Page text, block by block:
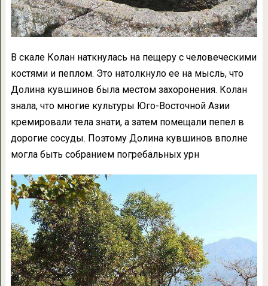
В скале Колан наткнулась на пещеру с человеческими
костями и пеплом. Это натолкнуло ее на мысль, что
Долина кувшинов была местом захоронения. Колан
знала, что многие культуры Юго-Восточной Азии
кремировали тела знати, а затем помещали пепел в
дорогие сосуды. Поэтому Долина кувшинов вполне
могла быть собранием погребальных урн